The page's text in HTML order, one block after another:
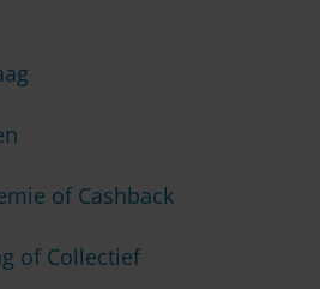
of Cashback
of Collectief